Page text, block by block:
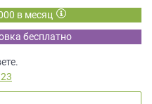
в месяц
бесплатно